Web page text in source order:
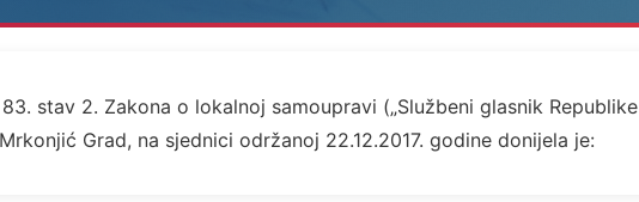
stav 2. Zakona o lokalnoj samoupravi („Službeni glasnik
Grad, na sjednici održanoj 22.12.2017. godine donijela je: